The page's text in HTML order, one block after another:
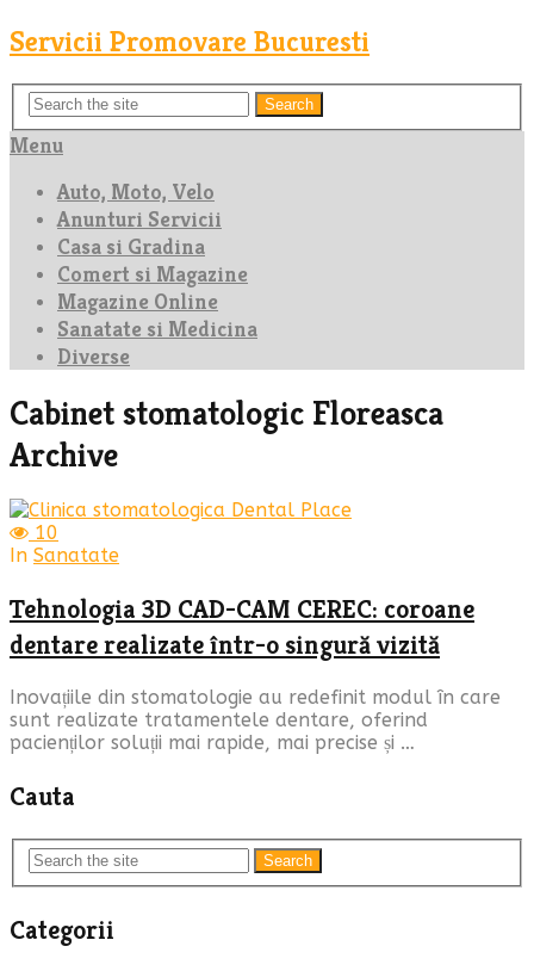
Servicii Promovare Bucuresti
Search
Menu
Auto, Moto, Velo
Anunturi Servicii
Casa si Gradina
Comert si Magazine
Magazine Online
Sanatate si Medicina
Diverse
Cabinet stomatologic Floreasca
Archive
10
In Sanatate
Tehnologia 3D CAD-CAM CEREC: coroane
dentare realizate într-o singură vizită
Inovațiile din stomatologie au redefinit modul în care
sunt realizate tratamentele dentare, oferind
pacienților soluții mai rapide, mai precise și …
Cauta
Search
Categorii